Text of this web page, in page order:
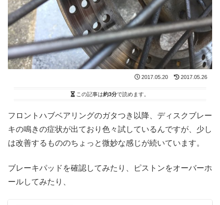
2017.05.20 2017.05.26
この記事は約3分で読めます。
フロントハブベアリングのガタつき以降、ディスクブレー
キの鳴きの症状が出ており色々試しているんですが、少し
は改善するもののちょっと微妙な感じが続いています。
ブレーキパッドを確認してみたり、ピストンをオーバーホ
ールしてみたり、